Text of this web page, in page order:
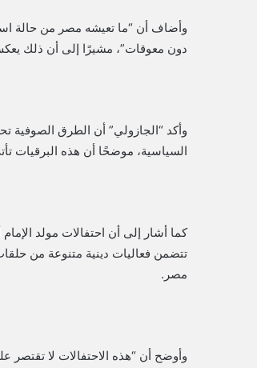
وأضاف أن “ما تعيشه مصر من حالة
دون معوقات”، مشيرًا إلى أن ذلك
وأكد “الجازولي” أن الطرق الصوفية
السياسية، موضحًا أن هذه البرقيات
كما أشار إلى أن احتفالات مولد
تتضمن فعاليات دينية متنوعة من
مصر.
وأوضح أن “هذه الاحتفالات لا تقتصر